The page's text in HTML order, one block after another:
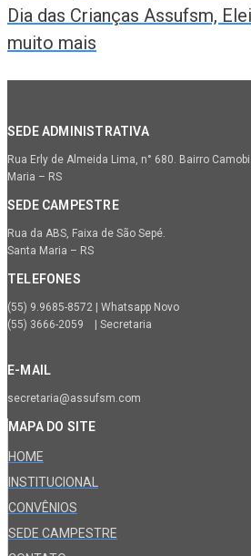
Dia das Crianças Assufsm,
muito mais
SEDE ADMINISTRATIVA
Rua Erly de Almeida Lima, n° 680. Bairro
Maria – RS
SEDE CAMPESTRE
Rua da ABS, Faixa de São Sepé.
Santa Maria – RS
TELEFONES
(55) 9.9685-8572 | Whatsapp Novo
(55) 3666-2059 | Secretaria
E-MAIL
secretaria@assufsm.com
MAPA DO SITE
HOME
INSTITUCIONAL
CONVÊNIOS
SEDE CAMPESTRE